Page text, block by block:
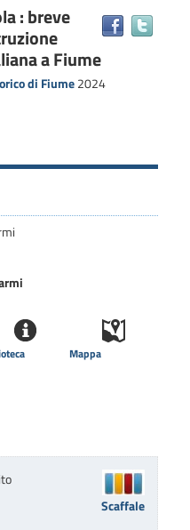
: breve
a Fiume
di Fiume2024
Mappa
Scaffale